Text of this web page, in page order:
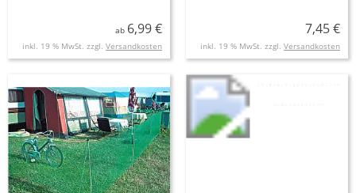
ab 6,99 €
inkl. 19 % MwSt. zzgl. Versandkosten
7,45 €
inkl. 19 % MwSt. zzgl. Versandkosten